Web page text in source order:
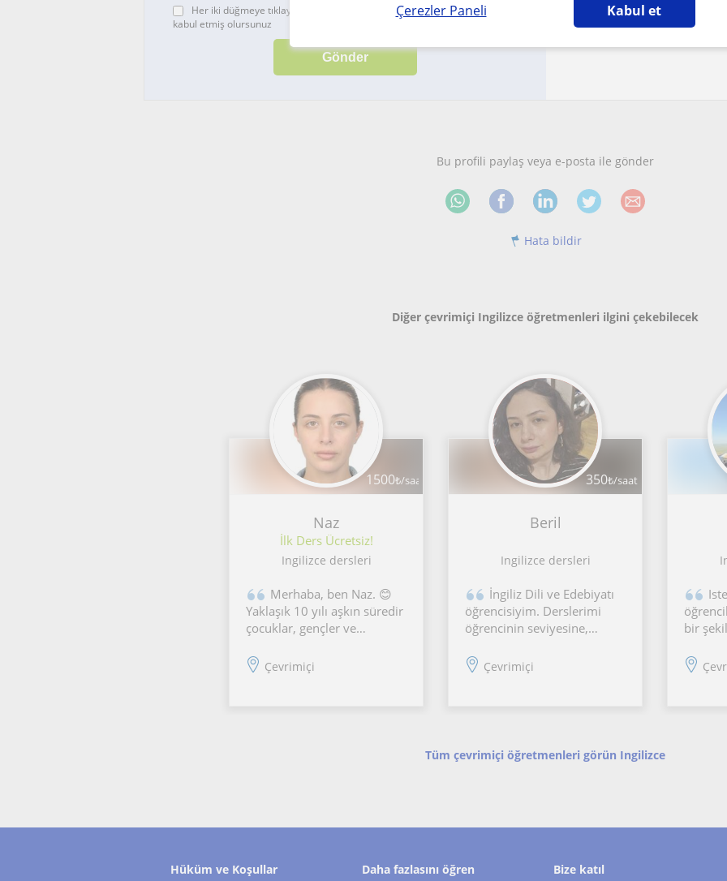
Çerezler Paneli Kabul et
Her iki düğmeye tıklayarak, şartlar ve koşullarımızıile gizlilik politikamızı
kabul etmiş olursunuz
Bu profili paylaş veya e-posta ile gönder
Hata bildir
Diğer çevrimiçi Ingilizce öğretmenleri ilgini çekebilecek
1500₺/saat
Naz
İlk Ders Ücretsiz!
Ingilizce dersleri
Merhaba, ben Naz. 😊
Yaklaşık 10 yılı aşkın süredir
çocuklar, gençler ve
veriyorum. Prestijli özel
Çevrimiçi
350₺/saat
Beril
Ingilizce dersleri
İngiliz Dili ve Edebiyatı
öğrencisiyim. Derslerimi
öğrencinin seviyesine,
hızına göre planlarım.
derslerine
Çevrimiçi
bir
Tüm çevrimiçi öğretmenleri görün Ingilizce
Hüküm ve Koşullar Daha fazlasını öğren Bize katıl